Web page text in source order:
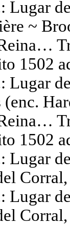
Lugar
~
1502
Lugar
1502
Lugar
Lugar